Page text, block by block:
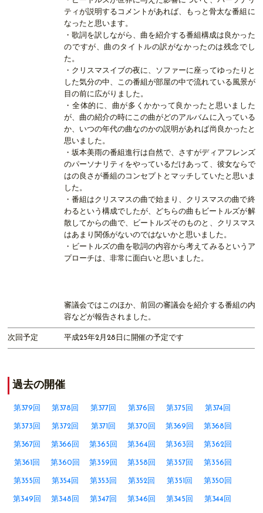
ティが説明するコメントがあれば、もっと骨太な番組に
なったと思います。
・歌詞を訳しながら、曲を紹介する番組構成は良かった
のですが、曲のタイトルの訳がなかったのは残念でし
た。
・クリスマスイブの夜に、ソファーに座ってゆったりと
した気分の中、この番組が部屋の中で流れている風景が
目の前に広がりました。
・全体的に、曲が多くかかって良かったと思いました
が、曲の紹介の時にこの曲がどのアルバムに入っている
か、いつの年代の曲なのかの説明があれば尚良かったと
思いました。
・坂本美雨の番組進行は自然で、さすがディアフレンズ
のパーソナリティをやっているだけあって、彼女ならで
はの良さが番組のコンセプトとマッチしていたと思いま
した。
・番組はクリスマスの曲で始まり、クリスマスの曲で終
わるという構成でしたが、どちらの曲もビートルズが解
散してからの曲で、ビートルズそのものと、クリスマス
はあまり関係がないのではないかと思いました。
・ビートルズの曲を歌詞の内容から考えてみるというア
プローチは、非常に面白いと思いました。
審議会ではこのほか、前回の審議会を紹介する番組の内
容などが報告されました。
次回予定 平成25年2月28日に開催の予定です
過去の開催
第379回 第378回 第377回 第376回 第375回 第374回
第373回 第372回 第371回 第370回 第369回 第368回
第367回 第366回 第365回 第364回 第363回 第362回
第361回 第360回 第359回 第358回 第357回 第356回
第355回 第354回 第353回 第352回 第351回 第350回
第349回 第348回 第347回 第346回 第345回 第344回